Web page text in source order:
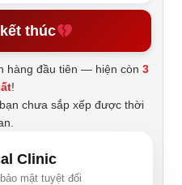
thúc
hàng đầu tiên — hiện còn3
!
chưa sắp xếp được thời
Clinic
mật tuyệt đối